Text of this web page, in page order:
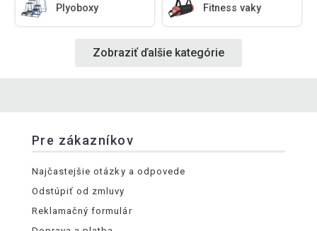
Plyoboxy Fitness vaky
Zobraziť ďalšie kategórie
Pre zákazníkov
Najčastejšie otázky a odpovede
Odstúpiť od zmluvy
Reklamačný formulár